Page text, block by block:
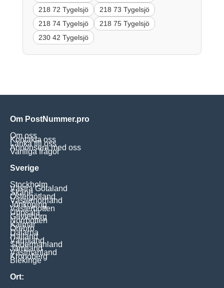
218 72 Tygelsjö
218 73 Tygelsjö
218 74 Tygelsjö
218 75 Tygelsjö
230 42 Tygelsjö
Om PostNummer.pro
Om oss
Kontakta oss
Länka till oss
Annonsera med oss
Vanliga frågor
Sverige
Stockholm
Västra Götaland
Skåne
Östergötland
Västernorrland
Jönköping
Västerbotten
Uppsala
Gävleborg
Norrbotten
Kalmar
Örebro
Dalarna
Halland
Värmland
Södermanland
Jämtland
Västmanland
Kronoberg
Blekinge
Ort: